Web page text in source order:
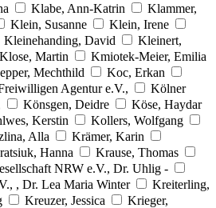
Klabe, Ann-Katrin
Klammer,
Klein, Susanne
Klein, Irene
Kleinehanding, David
Kleinert,
Klose, Martin
Kmiotek-Meier, Emilia
Mechthild
Koc, Erkan
Agentur e.V.,
Kölner
Könsgen, Deidre
Köse, Haydar
Kerstin
Kollers, Wolfgang
Alla
Krämer, Karin
Hanna
Krause, Thomas
NRW e.V., Dr. Uhlig -
, Dr. Lea Maria Winter
Kreiterling,
Kreuzer, Jessica
Krieger,